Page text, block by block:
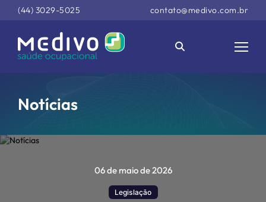
(44) 3029-5025 contato@medivo.com.br
Notícias
06 de maio de 2026
Legislação